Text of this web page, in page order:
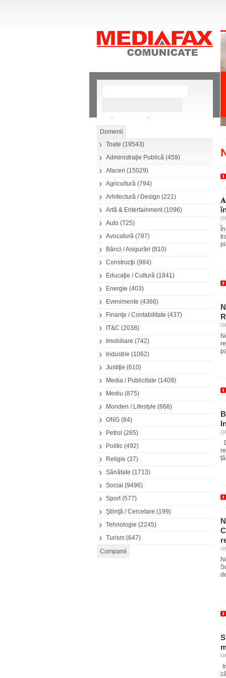
Căutare avansată
Toate (19543)
Administraţie Publică (459)
Afaceri (15029)
Agricultură (794)
Arhitectură / Design (221)
Artă & Entertainment(1096)
Auto (725)
Avocatură (787)
Bănci / Asigurări (810)
Construcţii (984)
Educaţie / Cultură (1841)
Energie (403)
Evenimente (4366)
Finanţe / Contabilitate (437)
IT&C (2038)
Imobiliare (742)
Industrie (1062)
Justiţie (610)
Media / Publicitate (1409)
Mediu (875)
Monden / Lifestyle (668)
ONG (84)
Petrol (265)
Politic (492)
Religie (37)
Sănătate (1713)
Social (9496)
Sport(577)
Ştiinţă / Cercetare (199)
Tehnologie (2245)
Turism (647)